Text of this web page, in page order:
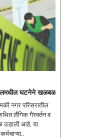
घटनेने खळबळ
नगर परिसरातील
लैंगिक गैरवर्तन व
उडाली आहे. या